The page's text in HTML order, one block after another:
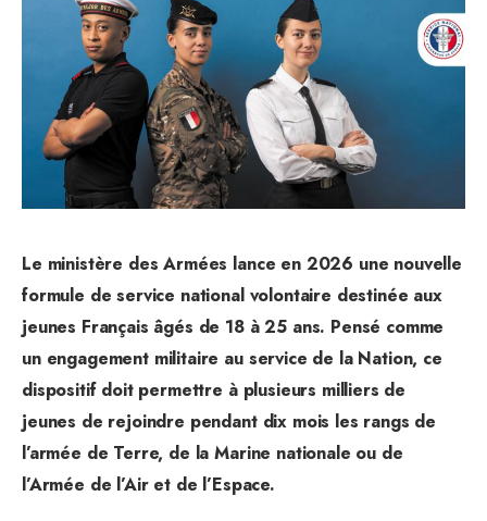
Le ministère des Armées lance en 2026 une nouvelle
formule de service national volontaire destinée aux
jeunes Français âgés de 18 à 25 ans. Pensé comme
un engagement militaire au service de la Nation, ce
dispositif doit permettre à plusieurs milliers de
jeunes de rejoindre pendant dix mois les rangs de
l’armée de Terre, de la Marine nationale ou de
l’Armée de l’Air et de l’Espace.